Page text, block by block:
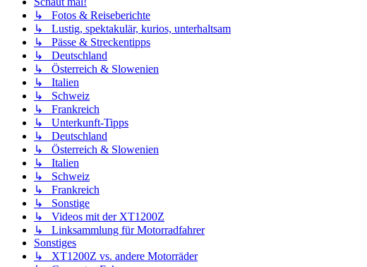
↳ Fotos & Reiseberichte
↳ Lustig, spektakulär, kurios, unterhaltsam
↳ Pässe & Streckentipps
↳ Deutschland
↳ Österreich & Slowenien
↳ Italien
↳ Schweiz
↳ Frankreich
↳ Unterkunft-Tipps
↳ Deutschland
↳ Österreich & Slowenien
↳ Italien
↳ Schweiz
↳ Frankreich
↳ Sonstige
↳ Videos mit der XT1200Z
↳ Linksammlung für Motorradfahrer
Sonstiges
↳ XT1200Z vs. andere Motorräder